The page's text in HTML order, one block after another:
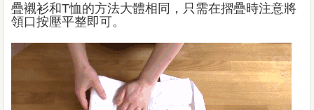
疊襯衫和T恤的方法大體相同，只需在摺疊時注意將
領口按壓平整即可。